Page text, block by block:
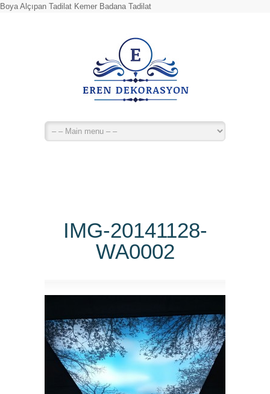
Boya Alçıpan Tadilat Kemer Badana Tadilat
IMG-20141128-
WA0002